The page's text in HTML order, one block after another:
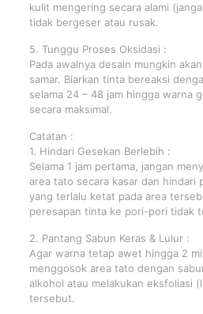
kulit mengering secara alami
tidak bergeser atau rusak.
5. Tunggu Proses Oksidasi :
Pada awalnya desain mungkin
samar. Biarkan tinta bereaksi
selama 24 – 48 jam hingga warna
secara maksimal.
Catatan :
1. Hindari Gesekan Berlebih :
Selama 1 jam pertama, jangan
area tato secara kasar dan hindari
yang terlalu ketat pada area
peresapan tinta ke pori-pori tidak
2. Pantang Sabun Keras & Lulur :
Agar warna tetap awet hingga 2
menggosok area tato dengan
alkohol atau melakukan eksfoliasi
tersebut.